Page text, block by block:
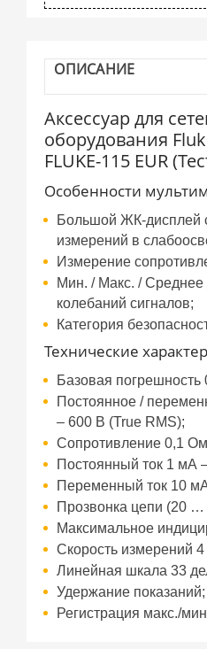
ОПИСАНИЕ
Аксессуар для
оборудования
FLUKE-115 EUR
Особенности
Большой ЖК-дисплей
измерений в
Измерение
Мин. / Макс. / Среднее
колебаний сигналов;
Категория
Технические
Базовая погрешность
Постоянное /
– 600 В (True RMS);
Сопротивление 0,1
Постоянный ток 1 мА
Переменный ток 10
Прозвонка цепи (20
Максимальное
Скорость измерений 4
Линейная шкала 33
Удержание показаний;
Регистрация макс./